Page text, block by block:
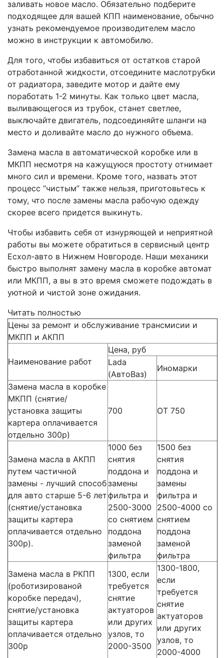
заливать новое масло. Обязательно подберите
подходящее для вашей КПП наименование, обычно
узнать рекомендуемое производителем масло
можно в инструкции к автомобилю.
Для того, чтобы избавиться от остатков старой
отработанной жидкости, отсоедините маслотрубки
от радиатора, заведите мотор и дайте ему
поработать 1-2 минуты. Как только цвет масла,
выливающегося из трубок, станет светлее,
выключайте двигатель, подсоединяйте шланги на
место и доливайте масло до нужного объема.
Замена масла в автоматической коробке или в
МКПП несмотря на кажущуюся простоту отнимает
много сил и времени. Кроме того, назвать этот
процесс “чистым” также нельзя, приготовьтесь к
тому, что после замены масла рабочую одежду
скорее всего придется выкинуть.
Чтобы избавить себя от изнуряющей и неприятной
работы вы можете обратиться в сервисный центр
Есхол-авто в Нижнем Новгороде. Наши механики
быстро выполнят замену масла в коробке автомат
или МКПП, а вы в это время сможете подождать в
уютной и чистой зоне ожидания.
Читать полностью
Цены за ремонт и обслуживание трансмисии и
МКПП и АКПП
Наименование работ
Цена, руб
Lada
(АвтоВаз)
Иномарки
Замена масла в коробке
МКПП (снятие/
установка защиты
картера оплачивается
отдельно 300р)
700 ОТ 750
Замена масла в АКПП
путем частичной
замены - лучший способ
для авто старше 5-6 лет
(снятие/установка
защиты картера
оплачивается отдельно
300р).
1000 без
снятия
поддона и
замены
фильтра и
2500-3000
со снятием
поддона
заменой
фильтра
1500 без
снятия
поддона и
замены
фильтра и
2500-4000 со
снятием
поддона
заменой
фильтра
Замена масла в РКПП
(роботизированой
коробке передач),
снятие/установка
защиты картера
оплачивается отдельно
300р
1300, если
требуется
снятие
актуаторов
или других
узлов, то
2000-3500
1300-1800,
если
требуется
снятие
актуаторов
или других
узлов, то
2000-4000